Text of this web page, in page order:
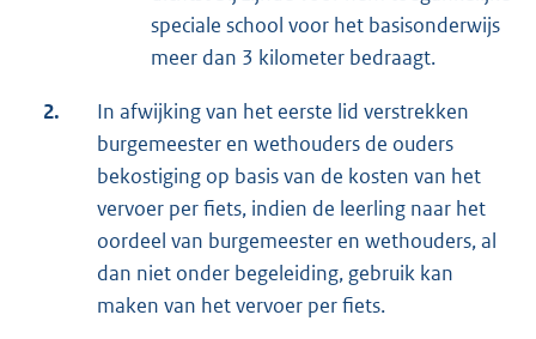
speciale school voor het basisonderwijs
meer dan 3 kilometer bedraagt.
2.
In afwijking van het eerste lid verstrekken
burgemeester en wethouders de ouders
bekostiging op basis van de kosten van het
vervoer per fiets, indien de leerling naar het
oordeel van burgemeester en wethouders, al
dan niet onder begeleiding, gebruik kan
maken van het vervoer per fiets.